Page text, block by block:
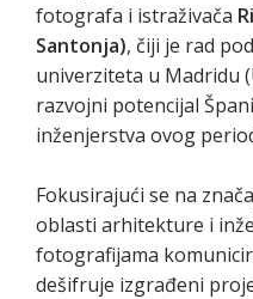
fotografa i istraživača
Santonja), čiji je rad
univerziteta u Madridu
razvojni potencijal
inženjerstva ovog
Fokusirajući se na
oblasti arhitekture i
fotografijama
dešifruje izgrađeni